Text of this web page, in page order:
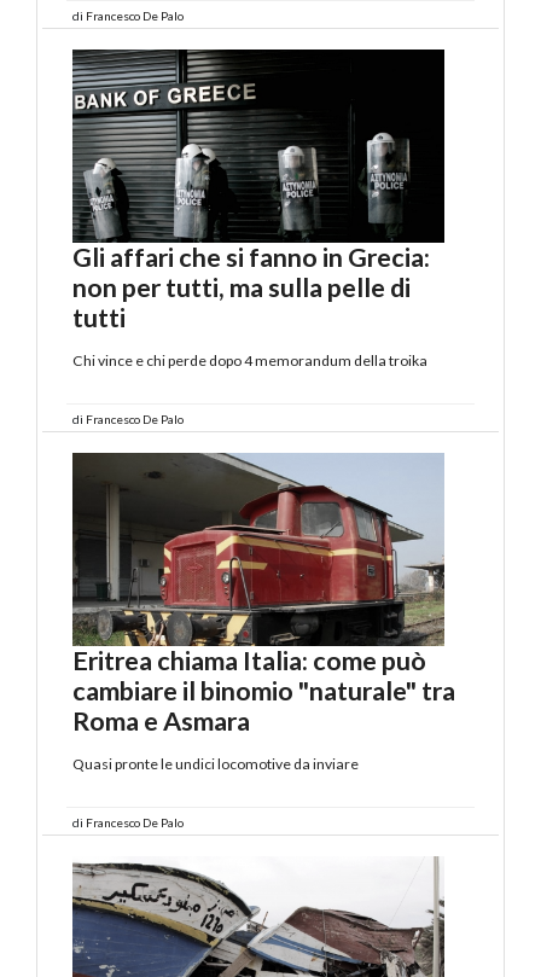
di Francesco De Palo
Gli affari che si fanno in Grecia:
non per tutti, ma sulla pelle di
tutti
Chi vince e chi perde dopo 4 memorandum della troika
di Francesco De Palo
Eritrea chiama Italia: come può
cambiare il binomio "naturale" tra
Roma e Asmara
Quasi pronte le undici locomotive da inviare
di Francesco De Palo